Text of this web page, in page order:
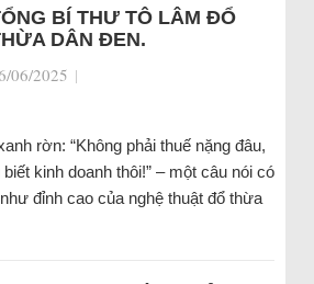
BÍ THƯ TÔ LÂM ĐỔ
DÂN ĐEN.
06/2025 |
rờn: “Không phải thuế nặng đâu,
kinh doanh thôi!” – một câu nói có
đỉnh cao của nghệ thuật đổ thừa